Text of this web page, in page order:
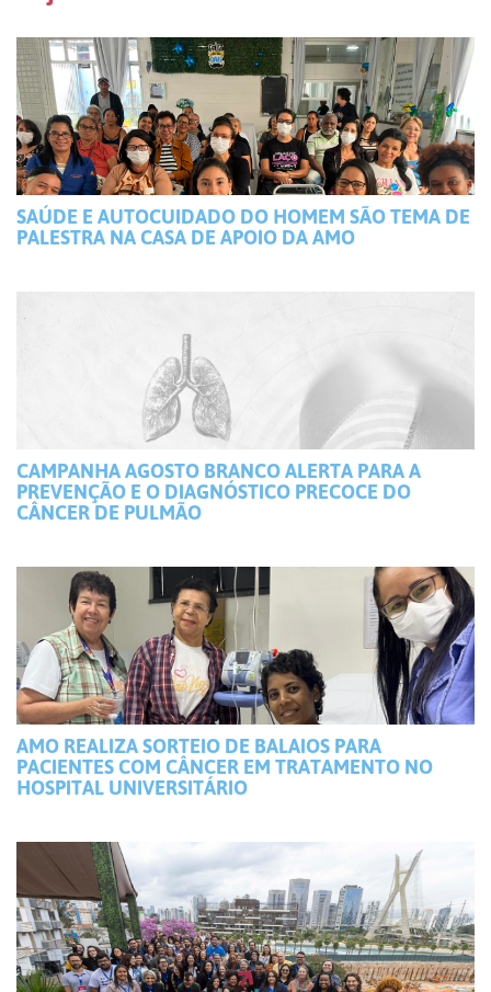
SAÚDE E AUTOCUIDADO DO HOMEM SÃO TEMA DE
PALESTRA NA CASA DE APOIO DA AMO
CAMPANHA AGOSTO BRANCO ALERTA PARA A
PREVENÇÃO E O DIAGNÓSTICO PRECOCE DO
CÂNCER DE PULMÃO
AMO REALIZA SORTEIO DE BALAIOS PARA
PACIENTES COM CÂNCER EM TRATAMENTO NO
HOSPITAL UNIVERSITÁRIO